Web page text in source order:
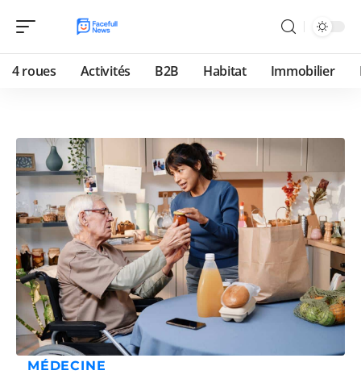
4 roues Activités B2B Habitat Immobilier
MÉDECINE